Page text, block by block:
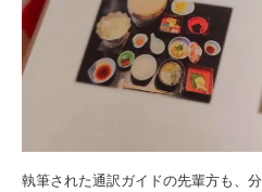
執筆された通訳ガイドの先輩方も、